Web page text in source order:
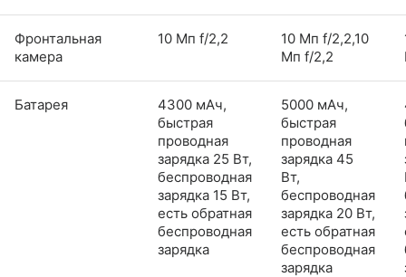
Фронтальная
камера
10 Мп f/2,2
10 Мп f/2,2,10
Мп f/2,2
Батарея
4300 мАч,
быстрая
проводная
зарядка 25 Вт,
беспроводная
зарядка 15 Вт,
есть обратная
беспроводная
зарядка
5000 мАч,
быстрая
проводная
зарядка 45
Вт,
беспроводная
зарядка 20 Вт,
есть обратная
беспроводная
зарядка